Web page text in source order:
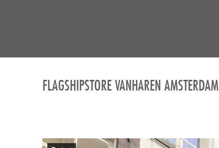
FLAGSHIPSTORE VANHAREN AMSTERDAM